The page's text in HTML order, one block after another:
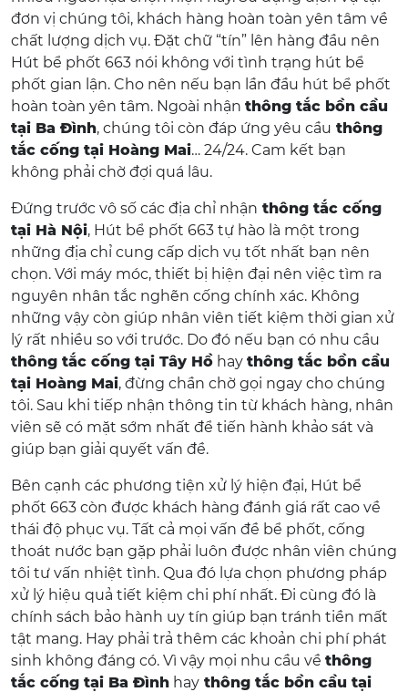
đơn vị chúng tôi, khách hàng hoàn toàn yên tâm về
chất lượng dịch vụ. Đặt chữ “tín” lên hàng đầu nên
Hút bể phốt 663 nói không với tình trạng hút bể
phốt gian lận. Cho nên nếu bạn lần đầu hút bể phốt
hoàn toàn yên tâm. Ngoài nhận thông tắc bồn cầu
tại Ba Đình, chúng tôi còn đáp ứng yêu cầu thông
tắc cống tại Hoàng Mai… 24/24. Cam kết bạn
không phải chờ đợi quá lâu.
Đứng trước vô số các địa chỉ nhận thông tắc cống
tại Hà Nội, Hút bể phốt 663 tự hào là một trong
những địa chỉ cung cấp dịch vụ tốt nhất bạn nên
chọn. Với máy móc, thiết bị hiện đại nên việc tìm ra
nguyên nhân tắc nghẽn cống chính xác. Không
những vậy còn giúp nhân viên tiết kiệm thời gian xử
lý rất nhiều so với trước. Do đó nếu bạn có nhu cầu
thông tắc cống tại Tây Hồ hay thông tắc bồn cầu
tại Hoàng Mai, đừng chần chờ gọi ngay cho chúng
tôi. Sau khi tiếp nhận thông tin từ khách hàng, nhân
viên sẽ có mặt sớm nhất để tiến hành khảo sát và
giúp bạn giải quyết vấn đề.
Bên cạnh các phương tiện xử lý hiện đại, Hút bể
phốt 663 còn được khách hàng đánh giá rất cao về
thái độ phục vụ. Tất cả mọi vấn đề bể phốt, cống
thoát nước bạn gặp phải luôn được nhân viên chúng
tôi tư vấn nhiệt tình. Qua đó lựa chọn phương pháp
xử lý hiệu quả tiết kiệm chi phí nhất. Đi cùng đó là
chính sách bảo hành uy tín giúp bạn tránh tiền mất
tật mang. Hay phải trả thêm các khoản chi phí phát
sinh không đáng có. Vì vậy mọi nhu cầu về thông
tắc cống tại Ba Đình hay thông tắc bồn cầu tại